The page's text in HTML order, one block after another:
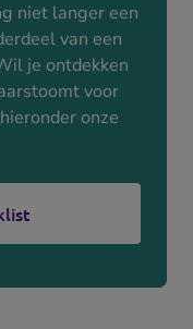
niet langer een
van een
je ontdekken
voor
onze